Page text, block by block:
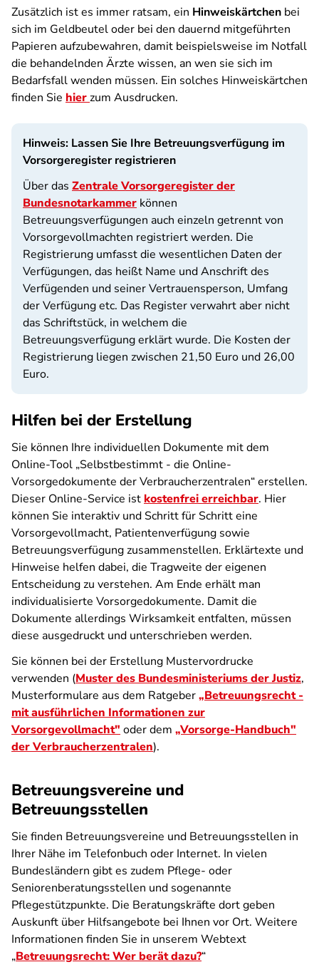
Zusätzlich ist es immer ratsam, ein Hinweiskärtchen bei
sich im Geldbeutel oder bei den dauernd mitgeführten
Papieren aufzubewahren, damit beispielsweise im Notfall
die behandelnden Ärzte wissen, an wen sie sich im
Bedarfsfall wenden müssen. Ein solches Hinweiskärtchen
finden Sie hierzum Ausdrucken.
Hinweis: Lassen Sie Ihre Betreuungsverfügung im
Vorsorgeregister registrieren
Über das Zentrale Vorsorgeregister der
Bundesnotarkammer können
Betreuungsverfügungen auch einzeln getrennt von
Vorsorgevollmachten registriert werden. Die
Registrierung umfasst die wesentlichen Daten der
Verfügungen, das heißt Name und Anschrift des
Verfügenden und seiner Vertrauensperson, Umfang
der Verfügung etc. Das Register verwahrt aber nicht
das Schriftstück, in welchem die
Betreuungsverfügung erklärt wurde. Die Kosten der
Registrierung liegen zwischen 21,50 Euro und 26,00
Euro.
Hilfen bei der Erstellung
Sie können Ihre individuellen Dokumente mit dem
Online-Tool „Selbstbestimmt - die Online-
Vorsorgedokumente der Verbraucherzentralen“ erstellen.
Dieser Online-Service ist kostenfrei erreichbar. Hier
können Sie interaktiv und Schritt für Schritt eine
Vorsorgevollmacht, Patientenverfügung sowie
Betreuungsverfügung zusammenstellen. Erklärtexte und
Hinweise helfen dabei, die Tragweite der eigenen
Entscheidung zu verstehen. Am Ende erhält man
individualisierte Vorsorgedokumente. Damit die
Dokumente allerdings Wirksamkeit entfalten, müssen
diese ausgedruckt und unterschrieben werden.
Sie können bei der Erstellung Mustervordrucke
verwenden (Muster des Bundesministeriums der Justiz,
Musterformulare aus dem Ratgeber„Betreuungsrecht -
mit ausführlichen Informationen zur
Vorsorgevollmacht" oder dem „Vorsorge-Handbuch"
der Verbraucherzentralen).
Betreuungsvereine und
Betreuungsstellen
Sie finden Betreuungsvereine und Betreuungsstellen in
Ihrer Nähe im Telefonbuch oder Internet. In vielen
Bundesländern gibt es zudem Pflege- oder
Seniorenberatungsstellen und sogenannte
Pflegestützpunkte. Die Beratungskräfte dort geben
Auskunft über Hilfsangebote bei Ihnen vor Ort. Weitere
Informationen finden Sie in unserem Webtext
„Betreuungsrecht: Wer berät dazu?“